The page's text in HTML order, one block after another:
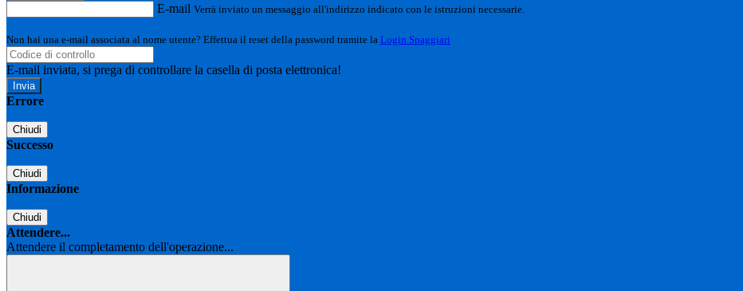
E-mail Verrà inviato un messaggio all'indirizzo indicato con le istruzioni necessarie.
Non hai una e-mail associata al nome utente? Effettua il reset della password tramite la Login Spaggiari
E-mail inviata, si prega di controllare la casella di posta elettronica!
Errore
Chiudi
Successo
Chiudi
Informazione
Chiudi
Attendere...
Attendere il completamento dell'operazione...